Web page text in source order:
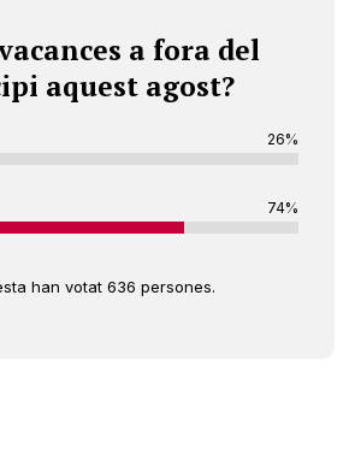
a fora del
aquest agost?
26%
74%
han votat 636 persones.